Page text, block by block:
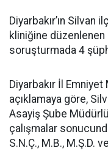
Diyarbakır’ın Silvan
kliniğine düzenlenen
soruşturmada 4
Diyarbakır İl
açıklamaya göre,
Asayiş Şube
çalışmalar
S.N.Ç., M.B., M.Ş.D.